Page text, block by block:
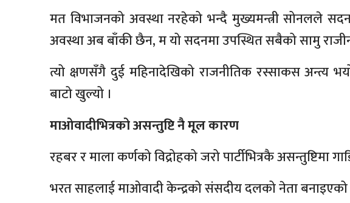
मत विभाजनको अवस्था नरहेको भन्दै मुख्यमन्त्री सोनलले
अवस्था अब बाँकी छैन, म यो सदनमा उपस्थित सबैको सामु
त्यो क्षणसँगै दुई महिनादेखिको राजनीतिक रस्साकस अन्त्य
बाटो खुल्यो ।
माओवादीभित्रको असन्तुष्टि नै मूल कारण
रहबर र माला कर्णको विद्रोहको जरो पार्टीभित्रकै असन्तुष्टिमा
भरत साहलाई माओवादी केन्द्रको संसदीय दलको नेता बनाइएको